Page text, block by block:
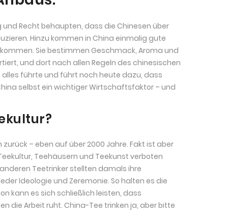
Recht behaupten, dass die Chinesen über
Hinzu kommen in China einmalig gute
Sie bestimmen Geschmack, Aroma und
und dort nach allen Regeln des chinesischen
führte und führt noch heute dazu, dass
selbst ein wichtiger Wirtschaftsfaktor – und
– eben auf über 2000 Jahre. Fakt ist aber
Teehäusern und Teekunst verboten
Teetrinker stellten damals ihre
Ideologie und Zeremonie. So halten es die
kann es sich schließlich leisten, dass
die Arbeit ruht. China-Tee trinken ja, aber bitte